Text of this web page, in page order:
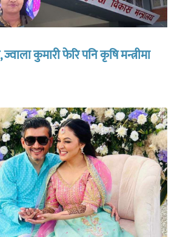
ज्वाला कुमारी फेरि पनि कृषि मन्त्रीमा